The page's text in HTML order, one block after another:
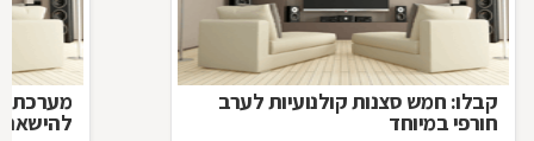
קבלו: חמש סצנות קולנועיות לערב
חורפי במיוחד
מערכת
להישאר